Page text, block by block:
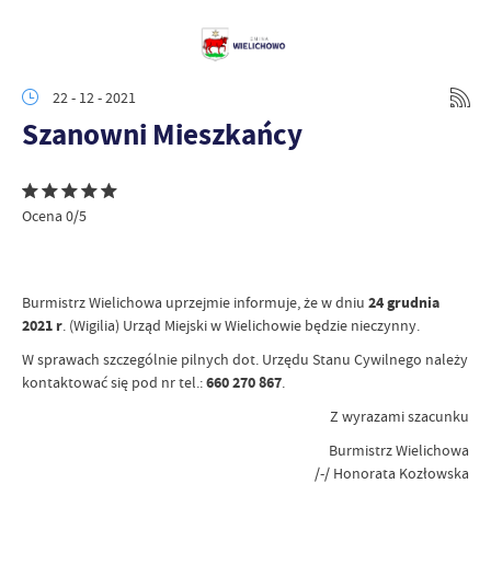
22 - 12 - 2021
Szanowni Mieszkańcy
Ocena 0/5
Burmistrz Wielichowa uprzejmie informuje, że w dniu 24 grudnia
2021 r. (Wigilia) Urząd Miejski w Wielichowie będzie nieczynny.
W sprawach szczególnie pilnych dot. Urzędu Stanu Cywilnego należy
kontaktować się pod nr tel.:660 270 867.
Z wyrazami szacunku
Burmistrz Wielichowa
/-/ Honorata Kozłowska